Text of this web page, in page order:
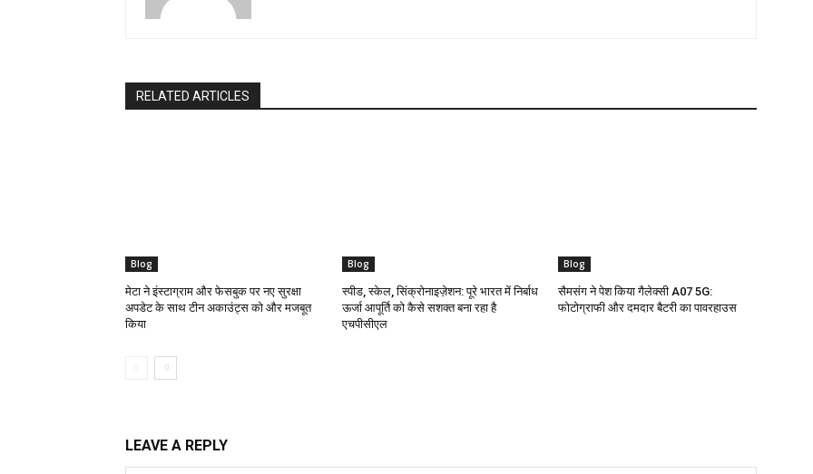
RELATED ARTICLES
Blog
मेटा ने इंस्टाग्राम और फेसबुक पर नए सुरक्षा
अपडेट के साथ टीन अकाउंट्स को और मजबूत
किया
Blog
स्पीड, स्केल, सिंक्रोनाइज़ेशन: पूरे भारत में निर्बाध
ऊर्जा आपूर्ति को कैसे सशक्त बना रहा है
एचपीसीएल
Blog
सैमसंग ने पेश किया गैलेक्सी A07 5G:
फोटोग्राफी और दमदार बैटरी का पावरहाउस
LEAVE A REPLY